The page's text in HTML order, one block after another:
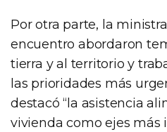
Por otra parte, la
encuentro abordaron
tierra y al territorio y
las prioridades más
destacó “la asistencia
vivienda como ejes más